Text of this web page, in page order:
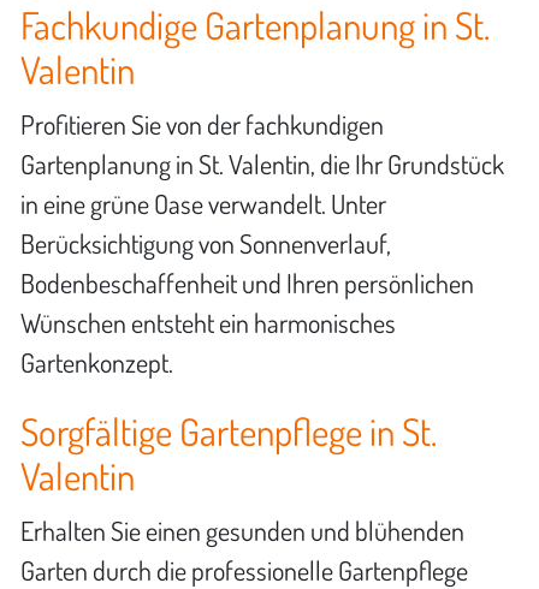
Fachkundige Gartenplanung in St.
Valentin
Profitieren Sie von der fachkundigen
Gartenplanung in St. Valentin, die Ihr Grundstück
in eine grüne Oase verwandelt. Unter
Berücksichtigung von Sonnenverlauf,
Bodenbeschaffenheit und Ihren persönlichen
Wünschen entsteht ein harmonisches
Gartenkonzept.
Sorgfältige Gartenpflege in St.
Valentin
Erhalten Sie einen gesunden und blühenden
Garten durch die professionelle Gartenpflege